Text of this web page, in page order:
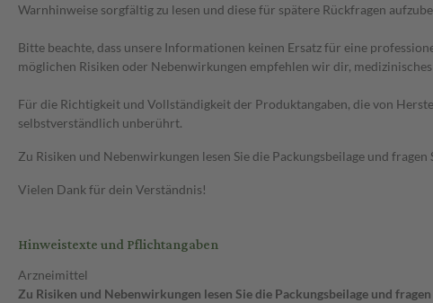
Warnhinweise sorgfältig zu lesen und diese für spätere Rückfragen
Bitte beachte, dass unsere Informationen keinen Ersatz für eine
möglichen Risiken oder Nebenwirkungen empfehlen wir dir,
Für die Richtigkeit und Vollständigkeit der Produktangaben, die von
selbstverständlich unberührt.
Zu Risiken und Nebenwirkungen lesen Sie die Packungsbeilage und
Vielen Dank für dein Verständnis!
Hinweistexte und Pflichtangaben
Arzneimittel
Zu Risiken und Nebenwirkungen lesen Sie die Packungsbeilage und